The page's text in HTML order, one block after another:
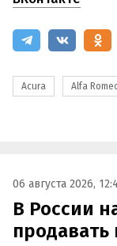
Acura Alfa
06 августа 2026,
В России